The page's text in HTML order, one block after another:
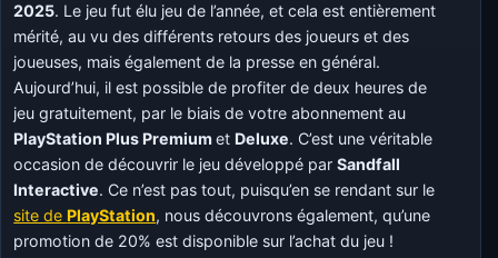
2025. Le jeu fut élu jeu de l’année, et cela est entièrement
mérité, au vu des différents retours des joueurs et des
joueuses, mais également de la presse en général.
Aujourd’hui, il est possible de profiter de deux heures de
jeu gratuitement, par le biais de votre abonnement au
PlayStation Plus Premiumet Deluxe. C’est une véritable
occasion de découvrir le jeu développé parSandfall
Interactive. Ce n’est pas tout, puisqu’en se rendant sur le
site dePlayStation, nous découvrons également, qu’une
promotion de 20% est disponible sur l’achat du jeu !